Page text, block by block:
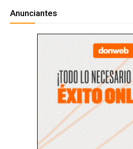
Anunciantes